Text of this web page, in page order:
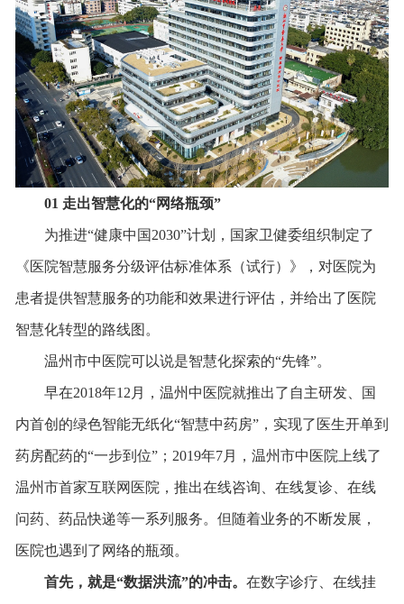
01 走出智慧化的“网络瓶颈”
为推进“健康中国2030”计划，国家卫健委组织制定了
《医院智慧服务分级评估标准体系（试行）》，对医院为
患者提供智慧服务的功能和效果进行评估，并给出了医院
智慧化转型的路线图。
温州市中医院可以说是智慧化探索的“先锋”。
早在2018年12月，温州中医院就推出了自主研发、国
内首创的绿色智能无纸化“智慧中药房”，实现了医生开单到
药房配药的“一步到位”；2019年7月，温州市中医院上线了
温州市首家互联网医院，推出在线咨询、在线复诊、在线
问药、药品快递等一系列服务。但随着业务的不断发展，
医院也遇到了网络的瓶颈。
首先，就是“数据洪流”的冲击。 在数字诊疗、在线挂